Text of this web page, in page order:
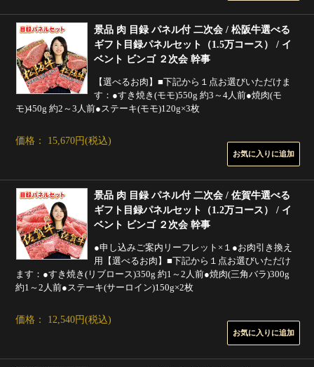
景品 肉 目録 パネル付 二次会 / 松阪牛選べる
ギフト目録パネルセット（1.5万コース） / イ
ベント ビンゴ ２次会 幹事
【選べるお肉】■下記から１点お選びいただけま
す：●すき焼き(モモ)550g 約3～4人前●焼肉(モ
モ)450g 約2～3人前●ステーキ(モモ)120g×3枚
価格： 15,670円(税込)
景品 肉 目録 パネル付 二次会 / 佐賀牛選べる
ギフト目録パネルセット（1.2万コース） / イ
ベント ビンゴ ２次会 幹事
●申し込みご案内リーフレット×１●お肉引き換え
用【選べるお肉】■下記から１点お選びいただけ
ます：●すき焼き(リブロース)350g 約1～2人前●焼肉(三角バラ)300g
約1～2人前●ステーキ(サーロイン)150g×2枚
価格： 12,540円(税込)